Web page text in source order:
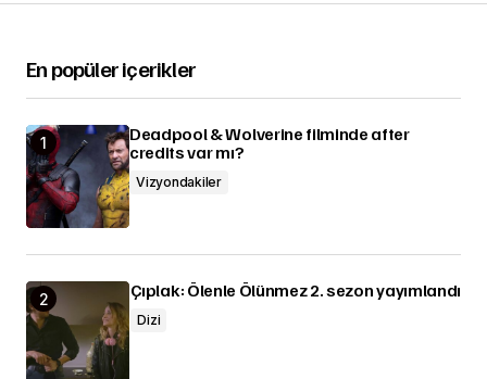
En popüler içerikler
Deadpool & Wolverine filminde after
credits var mı?
Vizyondakiler
Çıplak: Ölenle Ölünmez 2. sezon yayımlandı
Dizi